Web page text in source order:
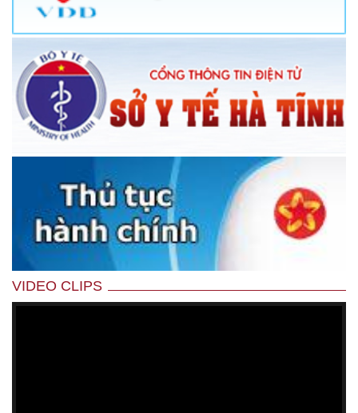
VIDEO CLIPS